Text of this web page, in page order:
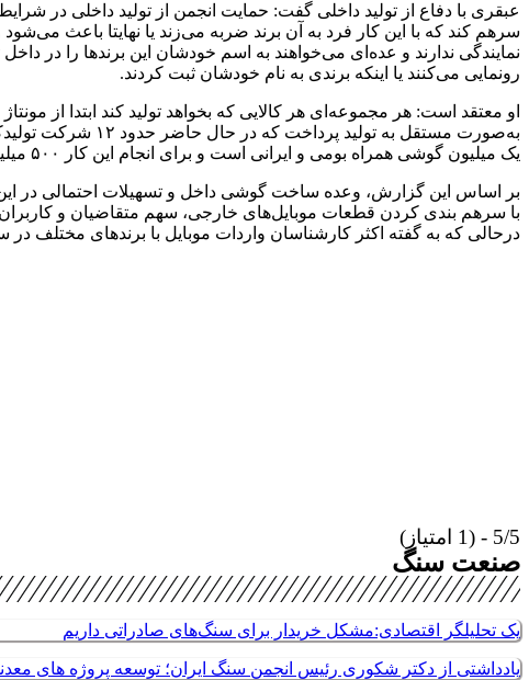
عبقری با دفاع از تولید داخلی گفت: حمایت انجمن از تولید داخلی در
سرهم کند که با این کار فرد به آن برند ضربه می‌زند یا نهایتا باعث
نمایندگی ندارند و عده‌ای می‌خواهند به اسم خودشان این برندها را در
رونمایی می‌کنند یا اینکه برندی به نام خودشان ثبت کردند.
او معتقد است: هر مجموعه‌ای هر کالایی که بخواهد تولید کند ابتدا از
به‌صورت مستقل به
یک میلیون گوشی همراه بومی و ایرانی است و برای انجام این کار ۵۰۰ میلیارد تومان تسهیلات در نظر گرفته شده است.
بر اساس این گزارش، وعده ساخت گوشی داخل و تسهیلات احتمالی در این
با سرهم بندی کردن قطعات موبایل‌های خارجی، سهم متقاضیان و
درحالی که به گفته اکثر کارشناسان واردات موبایل با برندهای مختلف
5/5 - (1 امتیاز)
صنعت سنگ
یک تحلیلگر اقتصادی:مشکل خریدار برای سنگ‌های صادراتی داریم
یادداشتی از دکتر شکوری رئیس انجمن سنگ ایران؛ توسعه پروژه های